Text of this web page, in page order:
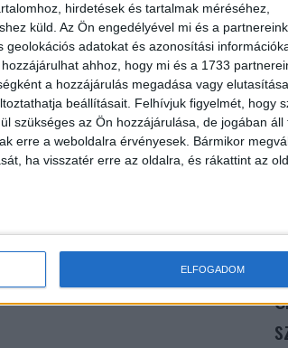
hirdetések és tartalmak méréséhez,
küld. Az Ön engedélyével mi és a partnereink
adatokat és azonosítási
ahhoz, hogy mi és a 1733
a hozzájárulás megadása vagy
beállításait. Felhívjuk figyelmét, hogy
szükséges az Ön hozzájárulása, de jogában áll
erre a weboldalra érvényesek. Bármikor
ha visszatér erre az oldalra, és rákattint az
ELFOGADOM
A